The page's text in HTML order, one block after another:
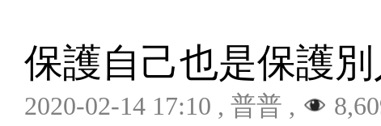
保護自己也是保護
2020-02-14 17:10 , 普普 ,